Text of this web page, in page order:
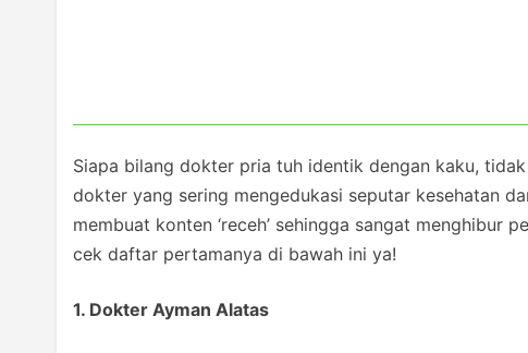
Siapa bilang dokter pria tuh identik dengan kaku,
dokter yang sering mengedukasi seputar kesehatan
membuat konten ‘receh’ sehingga sangat menghibur
cek daftar pertamanya di bawah ini ya!
1. Dokter Ayman Alatas